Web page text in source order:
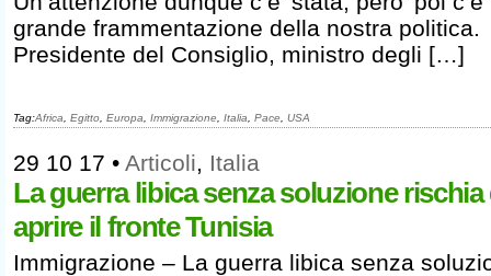
grande frammentazione della nostra politica.
Presidente del Consiglio, ministro degli […]
Tag:Africa Egitto Europa Immigrazione Italia Pace USA
29 10 17 • Articoli, Italia
La guerra libica senza soluzione rischia
aprire il fronte Tunisia
Immigrazione – La guerra libica senza